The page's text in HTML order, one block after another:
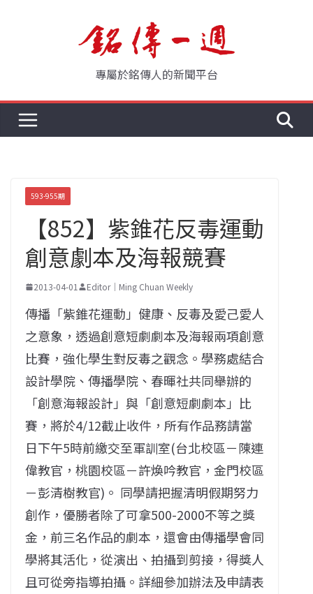
專屬於銘傳人的新聞平台
593-955期
【852】紫錐花反毒運動
創意劇本及海報競賽
2013-04-01 Editor｜Ming Chuan Weekly
傳播「紫錐花運動」健康、反毒及愛己愛人
之意象，透過創意短劇劇本及海報兩項創意
比賽，強化學生對反毒之觀念。學務處結合
設計學院、傳播學院、春暉社共同舉辦的
「創意海報設計」與「創意短劇劇本」比
賽，將於4/12截止收件，所有作品務請當
日下午5時前繳交至軍訓室(台北校區－陳連
偉教官，桃園校區－許煥吟教官，金門校區
－彭清樹教官)。 同學請把握清明假期努力
創作，優勝者除了可拿500-2000不等之獎
金，前三名作品的劇本，還會由傳播學會同
學將其活化，從演出、拍攝到剪接，得獎人
且可從旁指導拍攝。詳細參加辦法及申請表